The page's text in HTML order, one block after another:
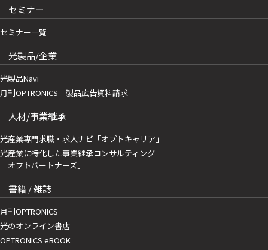
セミナー
セミナー一覧
光製品/企業
光製品Navi
月刊OPTRONICS 製品広告資料請求
人材/事業継承
光産業専門求職・求人ナビ「オプトキャリア」
光産業に特化した事業継承コンサルティング
「オプトパートナーズ」
書籍 / 雑誌
月刊OPTRONICS
光のオンライン書店
OPTRONICS eBOOK